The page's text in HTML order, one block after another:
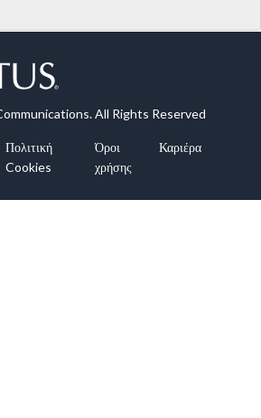
All Rights Reserved
Πολιτική
Cookies
Όροι
χρήσης
Καριέρα